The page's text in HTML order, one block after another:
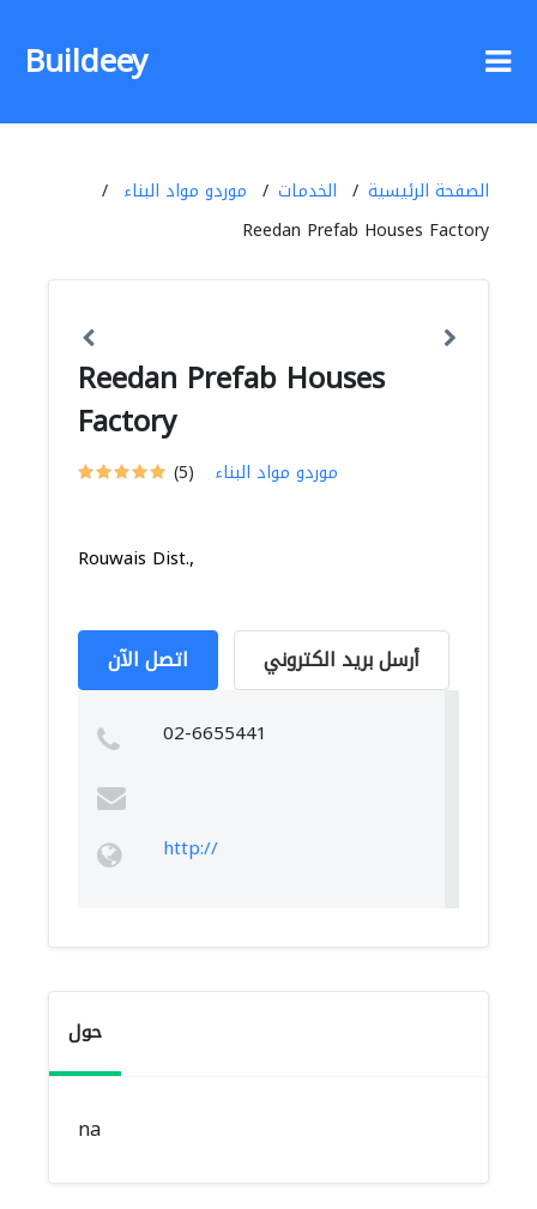
Buildeey
الصفحة الرئيسية الخدمات
موردو مواد البناء
Reedan Prefab Houses Factory
Reedan Prefab Houses
Factory
(5) موردو مواد البناء
Rouwais Dist.,
اتصل الآن أرسل بريد الكتروني
02-6655441
http://
حول
na